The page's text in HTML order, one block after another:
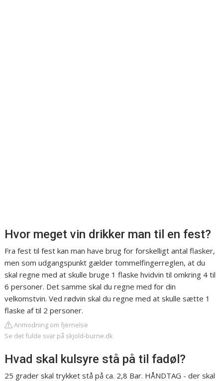
Hvor meget vin drikker man til en fest?
Fra fest til fest kan man have brug for forskelligt antal flasker,
men som udgangspunkt gælder tommelfingerreglen, at du
skal regne med at skulle bruge 1 flaske hvidvin til omkring 4 til
6 personer. Det samme skal du regne med for din
velkomstvin. Ved rødvin skal du regne med at skulle sætte 1
flaske af til 2 personer.
Anmodning om fjernelse
Se det fulde svar på skjold-burne.dk
Hvad skal kulsyre stå på til fadøl?
25 grader skal trykket stå på ca. 2,8 Bar. HÅNDTAG - der skal